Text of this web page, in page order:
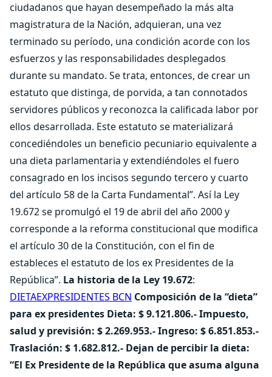
ciudadanos que hayan desempeñado la más alta
magistratura de la Nación, adquieran, una vez
terminado su período, una condición acorde con los
esfuerzos y las responsabilidades desplegados
durante su mandato. Se trata, entonces, de crear un
estatuto que distinga, de porvida, a tan connotados
servidores públicos y reconozca la calificada labor por
ellos desarrollada. Este estatuto se materializará
concediéndoles un beneficio pecuniario equivalente a
una dieta parlamentaria y extendiéndoles el fuero
consagrado en los incisos segundo tercero y cuarto
del artículo 58 de la Carta Fundamental”. Así la Ley
19.672 se promulgó el 19 de abril del año 2000 y
corresponde a la reforma constitucional que modifica
el artículo 30 de la Constitución, con el fin de
estableces el estatuto de los ex Presidentes de la
República”. La historia de la Ley 19.672:
DIETAEXPRESIDENTES BCN Composición de la “dieta”
para ex presidentes Dieta: $ 9.121.806.- Impuesto,
salud y previsión: $ 2.269.953.- Ingreso: $ 6.851.853.-
Traslación: $ 1.682.812.- Dejan de percibir la dieta:
“El Ex Presidente de la República que asuma alguna